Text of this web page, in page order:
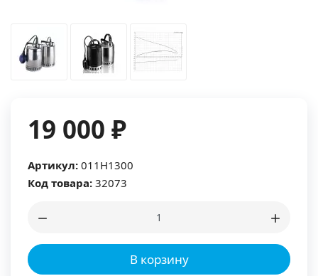
19 000 ₽
Артикул: 011H1300
Код товара: 32073
В корзину